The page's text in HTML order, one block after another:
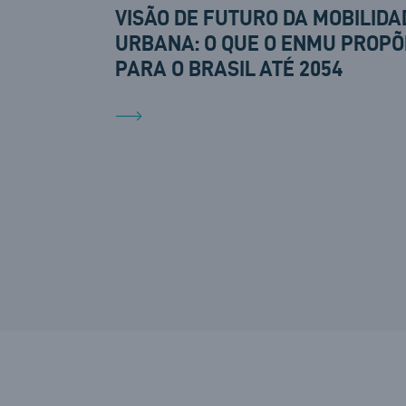
VISÃO DE FUTURO DA
URBANA: O QUE O ENMU
PARA O BRASIL ATÉ 2054